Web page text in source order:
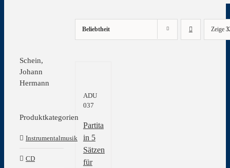
Beliebtheit Zeige
ADU
037
Partita
in 5
Sätzen
für
Schein,
Johann
Hermann
Produktkategorien
Instrumentalmusik
CD